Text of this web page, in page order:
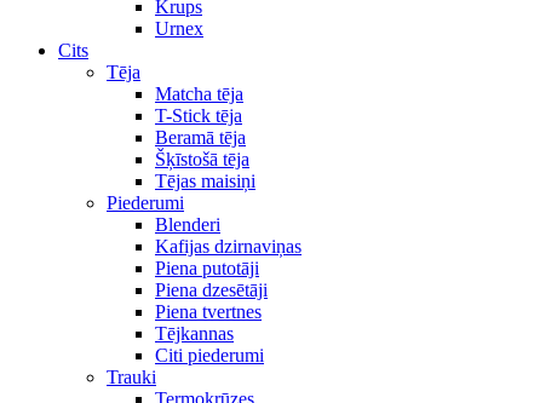
Krups
Urnex
Cits
Tēja
Matcha tēja
T-Stick tēja
Beramā tēja
Šķīstošā tēja
Tējas maisiņi
Piederumi
Blenderi
Kafijas dzirnaviņas
Piena putotāji
Piena dzesētāji
Piena tvertnes
Tējkannas
Citi piederumi
Trauki
Termokrūzes